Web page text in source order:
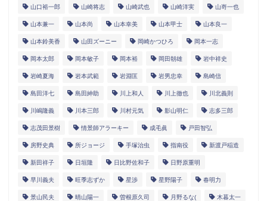
山口裕一郎 山崎将志 山崎武也 山崎洋実 山嵜一也
山本兼一 山本尚 山本幸美 山本甲士 山本良一
山本鈴美香 山田ズーニー 岡崎かつひろ 岡本一志
岡本太郎 岡本敏子 岡本裕 岡田朝雄 岩中祥史
岩崎夏海 岩本武範 岩淵匡 岩男忠幸 島崎信
島田洋七 島田紳助 川上和人 川上徹也 川北義則
川嶋隆義 川本三郎 川村元気 影山明仁 志多三郎
志茂田景樹 情景師アラーキー 成毛眞 戸田智弘
房野史典 所ジョージ 手塚治虫 指南役 新渡戸稲造
新田祥子 日垣隆 日比野佐和子 日野原重明
早川義夫 旺季志ずか 星渉 星野陽子 春明力
景山民夫 晴山陽一 曽根原久司 月野るな( 木暮太一